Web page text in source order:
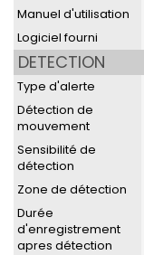
Manuel d'utilisation
Logiciel fourni
DETECTION
Type d'alerte
Détection de
mouvement
Sensibilité de
détection
Zone de détection
Durée
d'enregistrement
apres détection